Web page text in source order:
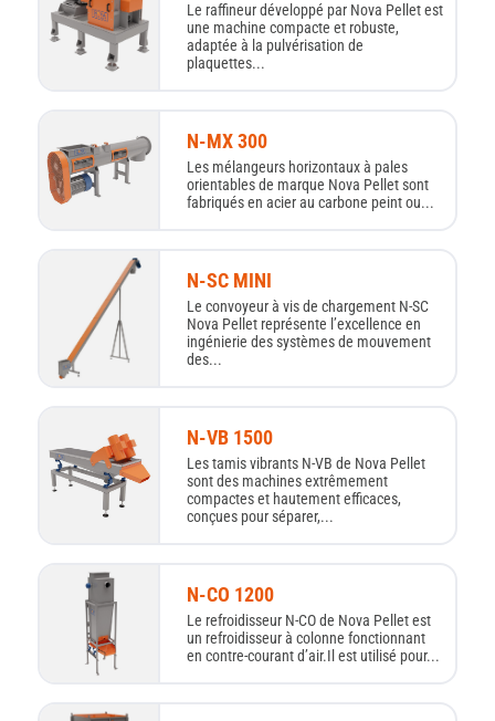
Le raffineur développé par Nova Pellet est
une machine compacte et robuste,
adaptée à la pulvérisation de
plaquettes...
N-MX 300
Les mélangeurs horizontaux à pales
orientables de marque Nova Pellet sont
fabriqués en acier au carbone peint ou...
N-SC MINI
Le convoyeur à vis de chargement N-SC
Nova Pellet représente l’excellence en
ingénierie des systèmes de mouvement
des...
N-VB 1500
Les tamis vibrants N-VB de Nova Pellet
sont des machines extrêmement
compactes et hautement efficaces,
conçues pour séparer,...
N-CO 1200
Le refroidisseur N-CO de Nova Pellet est
un refroidisseur à colonne fonctionnant
en contre-courant d’air.Il est utilisé pour...